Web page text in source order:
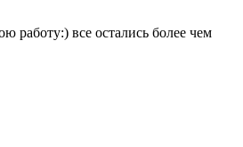
работу:) все остались более чем